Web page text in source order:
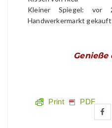
Kleiner Spiegel: vor
Handwerkermarkt gekauft
Genieße
Print PDF